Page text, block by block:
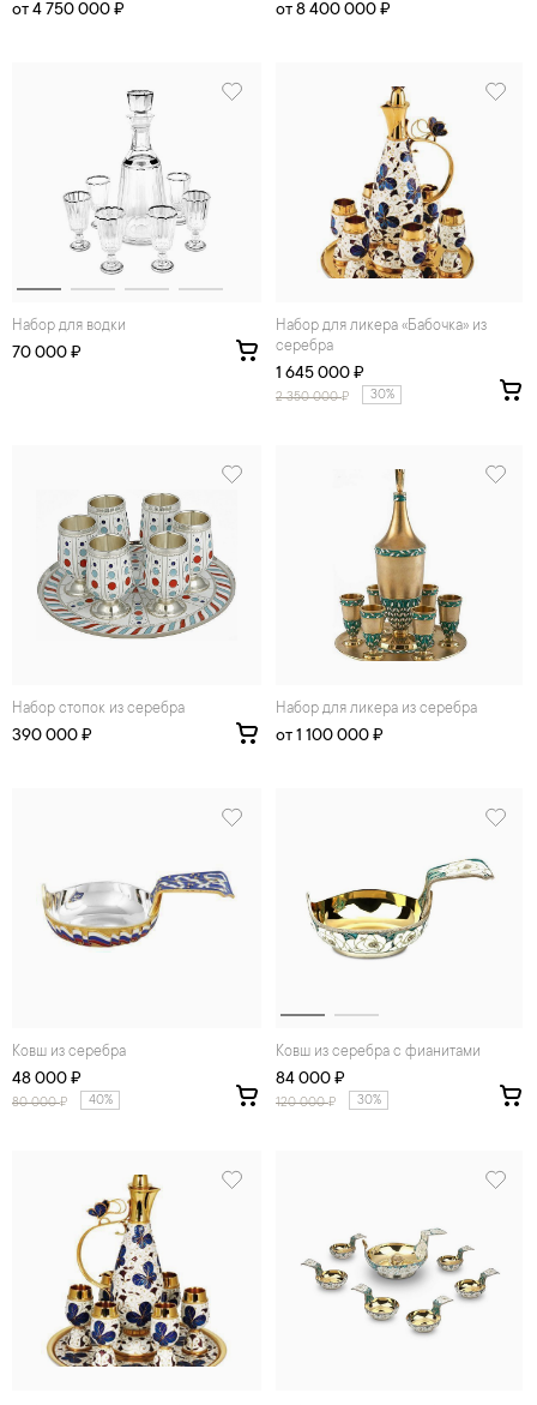
от 4 750 000 ₽ от 8 400 000 ₽
Набор для водки
70 000 ₽
Набор для ликера «Бабочка» из
серебра
1 645 000 ₽
2 350 000₽ 30%
Набор стопок из серебра
390 000 ₽
Набор для ликера из серебра
от 1 100 000 ₽
Ковш из серебра
48 000 ₽
80 000₽ 40%
Ковш из серебра с фианитами
84 000 ₽
120 000₽ 30%